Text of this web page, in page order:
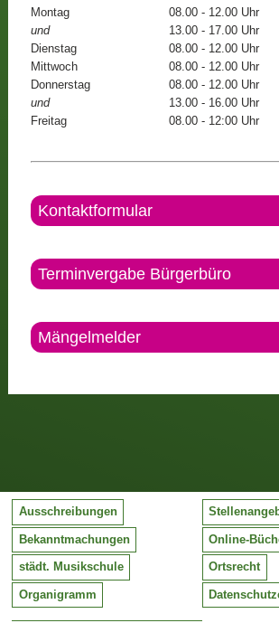
Montag
08.00 - 12.00 Uhr
und
13.00 - 17.00 Uhr
Dienstag
08.00 - 12.00 Uhr
Mittwoch
08.00 - 12.00 Uhr
Donnerstag
08.00 - 12.00 Uhr
und
13.00 - 16.00 Uhr
Freitag
08.00 - 12:00 Uhr
Kontaktformular
Terminvergabe Bürgerbüro
Mängelmelder
Ausschreibungen
Bekanntmachungen Online-
städt. Musikschule Ortsrecht
Organigramm